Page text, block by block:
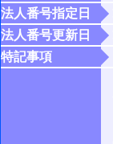
法人番号指定日
法人番号更新日
特記事項